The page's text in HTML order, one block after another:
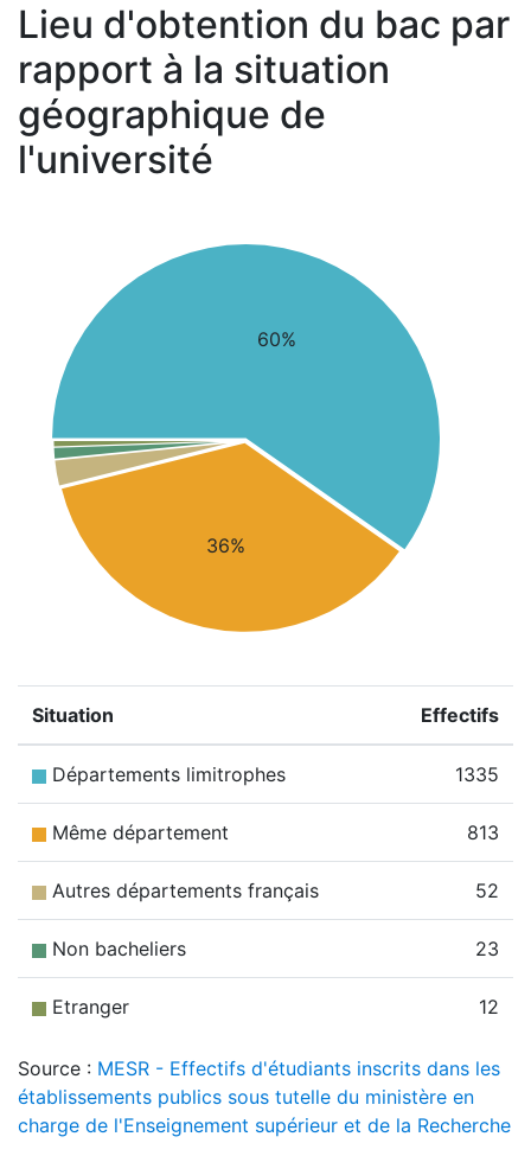
Lieu d'obtention du bac par
rapport à la situation
géographique de
l'université
60%
36%
Situation Effectifs
Départements limitrophes 1335
Même département 813
Autres départements français 52
Non bacheliers 23
Etranger 12
Source : MESR - Effectifs d'étudiants inscrits dans les
établissements publics sous tutelle du ministère en
charge de l'Enseignement supérieur et de la Recherche